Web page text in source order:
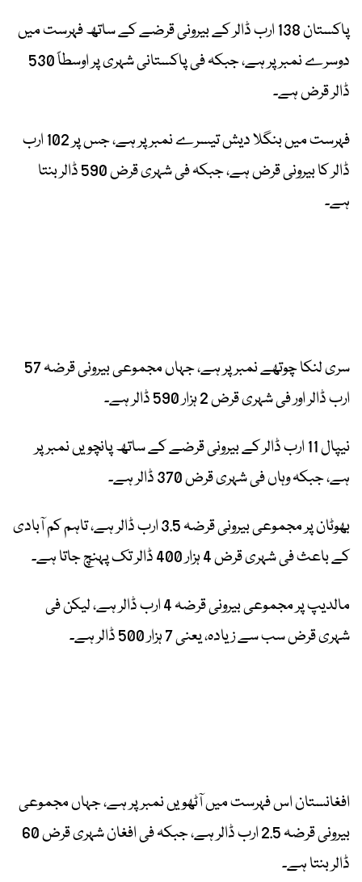
پاکستان 138 ارب ڈالر کے بیرونی قرضے کے ساتھ فہرست میں
دوسرے نمبر پر ہے، جبکہ فی پاکستانی شہری پر اوسطاً 530
ڈالر قرض ہے۔
فہرست میں بنگلا دیش تیسرے نمبر پر ہے، جس پر 102 ارب
ڈالر کا بیرونی قرض ہے، جبکہ فی شہری قرض 590 ڈالر بنتا
ہے۔
سری لنکا چوتھے نمبر پر ہے، جہاں مجموعی بیرونی قرضہ 57
ارب ڈالر اور فی شہری قرض 2 ہزار 590 ڈالر ہے۔
نیپال 11 ارب ڈالر کے بیرونی قرضے کے ساتھ پانچویں نمبر پر
ہے، جبکہ وہاں فی شہری قرض 370 ڈالر ہے۔
بھوٹان پر مجموعی بیرونی قرضہ 3.5 ارب ڈالر ہے، تاہم کم آبادی
کے باعث فی شہری قرض 4 ہزار 400 ڈالر تک پہنچ جاتا ہے۔
مالدیپ پر مجموعی بیرونی قرضہ 4 ارب ڈالر ہے، لیکن فی
شہری قرض سب سے زیادہ، یعنی 7 ہزار 500 ڈالر ہے۔
افغانستان اس فہرست میں آٹھویں نمبر پر ہے، جہاں مجموعی
بیرونی قرضہ 2.5 ارب ڈالر ہے، جبکہ فی افغان شہری قرض 60
ڈالر بنتا ہے۔